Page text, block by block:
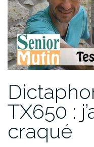
TX650 :
craqué